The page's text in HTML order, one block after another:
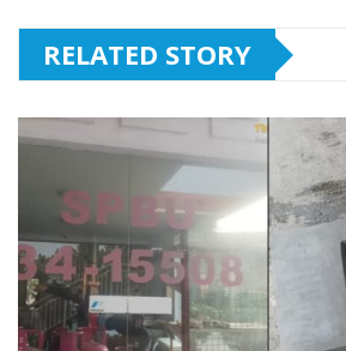
RELATED STORY